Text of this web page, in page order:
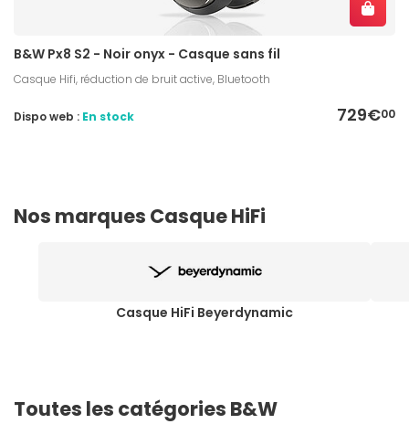
B&W Px8 S2 - Noir onyx - Casque sans fil
Casque Hifi, réduction de bruit active, Bluetooth
729€00
Dispo web : En stock
Nos marques Casque HiFi
Casque HiFi Beyerdynamic
Toutes les catégories B&W